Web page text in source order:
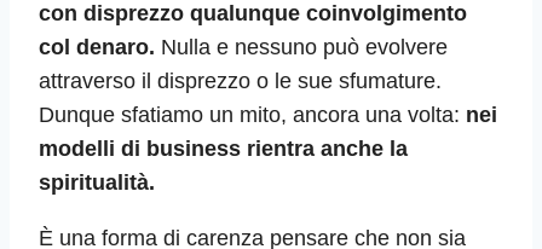
con disprezzo qualunque coinvolgimento
col denaro. Nulla e nessuno può evolvere
attraverso il disprezzo o le sue sfumature.
Dunque sfatiamo un mito, ancora una volta: nei
modelli di business rientra anche la
spiritualità.
È una forma di carenza pensare che non sia